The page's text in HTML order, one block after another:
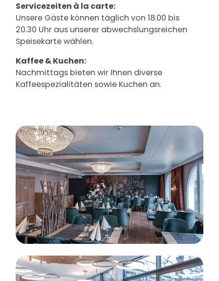
Servicezeiten à la carte:
Unsere Gäste können täglich von 18.00 bis
20.30 Uhr aus unserer abwechslungsreichen
Speisekarte wählen.
Kaffee & Kuchen:
Nachmittags bieten wir Ihnen diverse
Kaffeespezialitäten sowie Kuchen an.